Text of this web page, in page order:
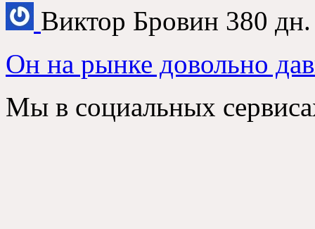
Виктор Бровин 380 дн.
Он на рынке довольно
Мы в социальных